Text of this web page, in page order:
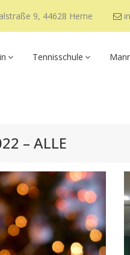
9, 44628 Herne
Tennisschule
– ALLE